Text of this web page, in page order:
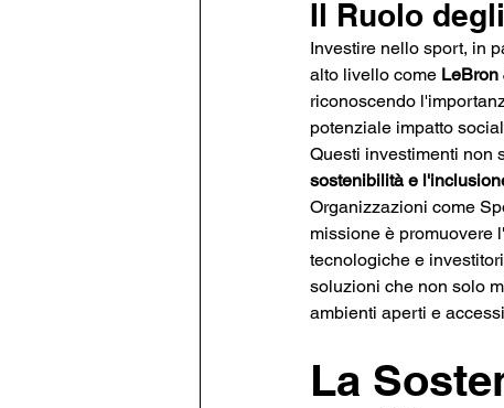
Il Ruolo
Investire nello sport, in
alto livello come LeBron
riconoscendo
potenziale impatto
Questi investimenti non
sostenibilità e
Organizzazioni come
missione è promuovere
tecnologiche e
soluzioni che non solo
ambienti aperti e
La